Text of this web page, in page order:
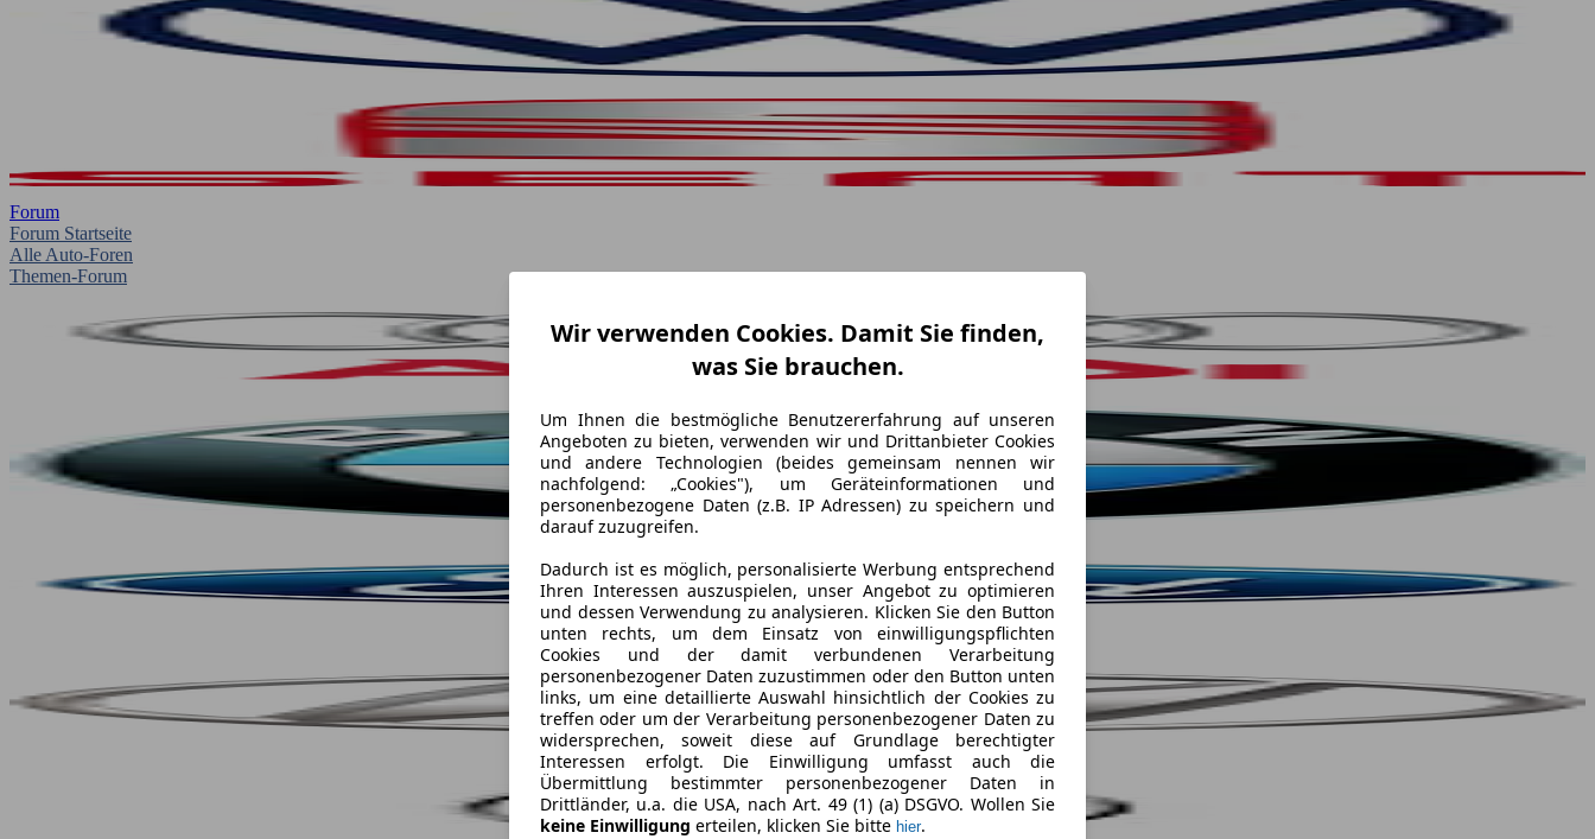
Forum
Forum Startseite
Alle Auto-Foren
Themen-Forum
Wir verwenden Cookies. Damit Sie finden,
was Sie brauchen.
Um Ihnen die bestmögliche Benutzererfahrung auf unseren
Angeboten zu bieten, verwenden wir und Drittanbieter Cookies
und andere Technologien (beides gemeinsam nennen wir
nachfolgend: „Cookies"), um Geräteinformationen und
personenbezogene Daten (z.B. IP Adressen) zu speichern und
darauf zuzugreifen.
Dadurch ist es möglich, personalisierte Werbung entsprechend
Ihren Interessen auszuspielen, unser Angebot zu optimieren
und dessen Verwendung zu analysieren. Klicken Sie den Button
unten rechts, um dem Einsatz von einwilligungspflichten
Cookies und der damit verbundenen Verarbeitung
personenbezogener Daten zuzustimmen oder den Button unten
links, um eine detaillierte Auswahl hinsichtlich der Cookies zu
treffen oder um der Verarbeitung personenbezogener Daten zu
widersprechen, soweit diese auf Grundlage berechtigter
Interessen erfolgt. Die Einwilligung umfasst auch die
Übermittlung bestimmter personenbezogener Daten in
Drittländer, u.a. die USA, nach Art. 49 (1) (a) DSGVO. Wollen Sie
keine Einwilligung erteilen, klicken Sie bitte hier.